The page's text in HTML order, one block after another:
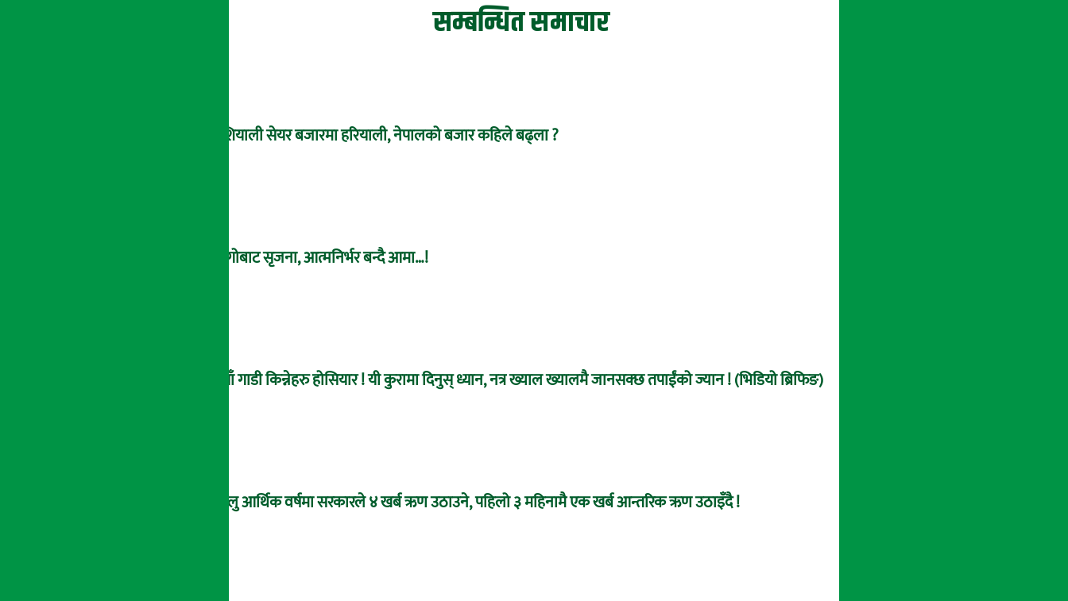
सम्बन्धित समाचार
एशियाली सेयर बजारमा हरियाली, नेपालको बजार कहिले बढ्ला ?
धागोबाट सृजना, आत्मनिर्भर बन्दै आमा…!
नयाँ गाडी किन्नेहरु होसियार ! यी कुरामा दिनुस् ध्यान, नत्र ख्याल ख्यालमै जानसक्छ तपाईंको ज्यान ! (भिडियो ब्रिफिङ)
चालु आर्थिक वर्षमा सरकारले ४ खर्ब ऋण उठाउने, पहिलो ३ महिनामै एक खर्ब आन्तरिक ऋण उठाइँदै !